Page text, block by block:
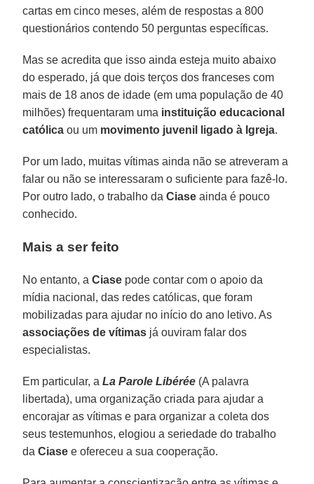
cartas em cinco meses, além de respostas a 800
questionários contendo 50 perguntas específicas.
Mas se acredita que isso ainda esteja muito abaixo
do esperado, já que dois terços dos franceses com
mais de 18 anos de idade (em uma população de 40
milhões) frequentaram uma instituição educacional
católica ou um movimento juvenil ligado à Igreja.
Por um lado, muitas vítimas ainda não se atreveram a
falar ou não se interessaram o suficiente para fazê-lo.
Por outro lado, o trabalho daCiase ainda é pouco
conhecido.
Mais a ser feito
No entanto, aCiase pode contar com o apoio da
mídia nacional, das redes católicas, que foram
mobilizadas para ajudar no início do ano letivo. As
associações de vítimas já ouviram falar dos
especialistas.
Em particular, aLa Parole Libérée (A palavra
libertada), uma organização criada para ajudar a
encorajar as vítimas e para organizar a coleta dos
seus testemunhos, elogiou a seriedade do trabalho
daCiase e ofereceu a sua cooperação.